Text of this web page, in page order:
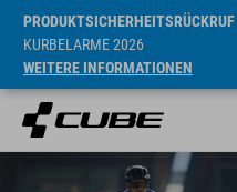
PRODUKTSICHERHEITSRÜCKRUF
KURBELARME 2026
WEITERE INFORMATIONEN